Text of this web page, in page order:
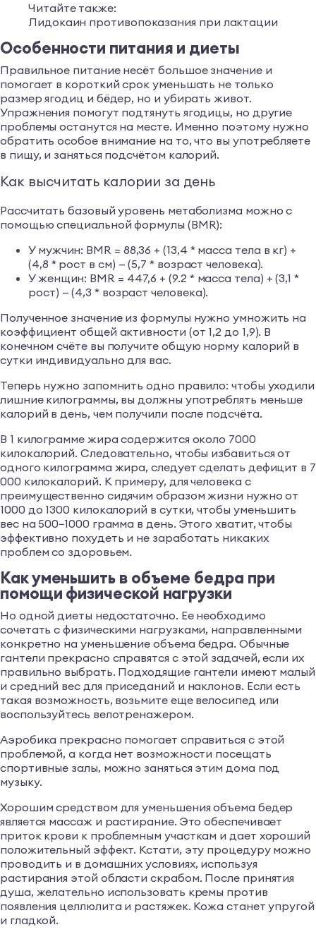
Читайте также:
Лидокаин противопоказания при лактации
Особенности питания и диеты
Правильное питание несёт большое значение и
помогает в короткий срок уменьшать не только
размер ягодиц и бёдер, но и убирать живот.
Упражнения помогут подтянуть ягодицы, но другие
проблемы останутся на месте. Именно поэтому нужно
обратить особое внимание на то, что вы употребляете
в пищу, и заняться подсчётом калорий.
Как высчитать калории за день
Рассчитать базовый уровень метаболизма можно с
помощью специальной формулы (BMR):
У мужчин: BMR = 88,36 + (13,4 * масса тела в кг) +
(4,8 * рост в см) — (5,7 * возраст человека).
У женщин: BMR = 447,6 + (9.2 * масса тела) + (3,1 *
рост) — (4,3 * возраст человека).
Полученное значение из формулы нужно умножить на
коэффициент общей активности (от 1,2 до 1,9). В
конечном счёте вы получите общую норму калорий в
сутки индивидуально для вас.
Теперь нужно запомнить одно правило: чтобы уходили
лишние килограммы, вы должны употреблять меньше
калорий в день, чем получили после подсчёта.
В 1 килограмме жира содержится около 7000
килокалорий. Следовательно, чтобы избавиться от
одного килограмма жира, следует сделать дефицит в 7
000 килокалорий. К примеру, для человека с
преимущественно сидячим образом жизни нужно от
1000 до 1300 килокалорий в сутки, чтобы уменьшить
вес на 500−1000 грамма в день. Этого хватит, чтобы
эффективно похудеть и не заработать никаких
проблем со здоровьем.
Как уменьшить в объеме бедра при
помощи физической нагрузки
Но одной диеты недостаточно. Ее необходимо
сочетать с физическими нагрузками, направленными
конкретно на уменьшение объема бедра. Обычные
гантели прекрасно справятся с этой задачей, если их
правильно выбрать. Подходящие гантели имеют малый
и средний вес для приседаний и наклонов. Если есть
такая возможность, возьмите еще велосипед или
воспользуйтесь велотренажером.
Аэробика прекрасно помогает справиться с этой
проблемой, а когда нет возможности посещать
спортивные залы, можно заняться этим дома под
музыку.
Хорошим средством для уменьшения объема бедер
является массаж и растирание. Это обеспечивает
приток крови к проблемным участкам и дает хороший
положительный эффект. Кстати, эту процедуру можно
проводить и в домашних условиях, используя
растирания этой области скрабом. После принятия
душа, желательно использовать кремы против
появления целлюлита и растяжек. Кожа станет упругой
и гладкой.